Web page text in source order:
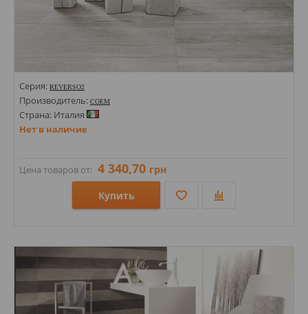
Серия: REVERSO2
Производитель: COEM
Страна: Италия
Нет в наличие
Цена товаров от: 4 340,70 грн
Купить
Стили: Под камень; Под травертин;